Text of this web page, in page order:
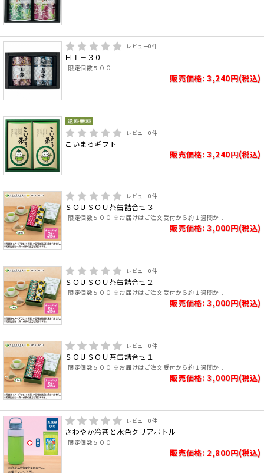
レビュー0件
ＨＴ－３０
限定個数５００
販売価格: 3,240円(税込)
レビュー0件
こいまろギフト
販売価格: 3,240円(税込)
レビュー0件
ＳＯＵＳＯＵ茶缶詰合せ３
限定個数５００ ※お届けはご注文受付から約１週間か..
販売価格: 3,000円(税込)
レビュー0件
ＳＯＵＳＯＵ茶缶詰合せ２
限定個数５００ ※お届けはご注文受付から約１週間か..
販売価格: 3,000円(税込)
レビュー0件
ＳＯＵＳＯＵ茶缶詰合せ１
限定個数５００ ※お届けはご注文受付から約１週間か..
販売価格: 3,000円(税込)
レビュー0件
さわやか冷茶と水色クリアボトル
限定個数５００
販売価格: 2,800円(税込)